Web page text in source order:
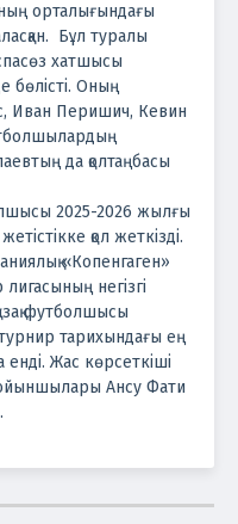
орталығындағы
Бұл туралы
хатшысы
бөлісті. Оның
Иван Перишич, Кевин
да қолтаңбасы
2025-2026 жылғы
қол жеткізді.
«Копенгаген»
негізгі
футболшысы
тарихындағы ең
Жас көрсеткіші
Ансу Фати